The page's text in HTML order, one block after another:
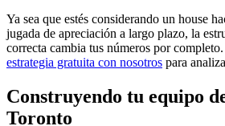
Ya sea que estés considerando un house
jugada de apreciación a largo plazo, la
correcta cambia tus números por completo.
estrategia gratuita con nosotros para
Construyendo tu equipo
Toronto